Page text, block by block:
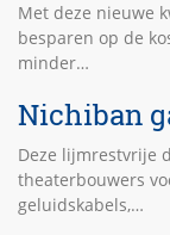
Met deze nieuwe
besparen op de
minder…
Nichiban
Deze lijmrestvrije
theaterbouwers
geluidskabels,…